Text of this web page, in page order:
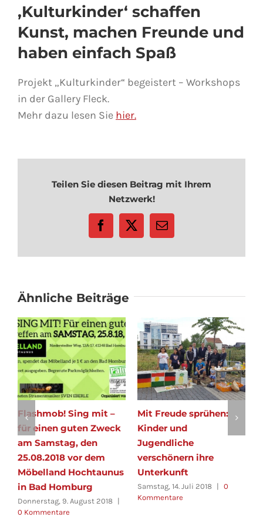
‚Kulturkinder‘ schaffen
Kunst, machen Freunde und
haben einfach Spaß
Projekt „Kulturkinder“ begeistert – Workshops
in der Gallery Fleck.
Mehr dazu lesen Sie hier.
Teilen Sie diesen Beitrag mit Ihrem
Netzwerk!
Facebook
X
E-
Mail
Ähnliche Beiträge
Flashmob! Sing mit –
für einen guten Zweck
am Samstag, den
25.08.2018 vor dem
Möbelland Hochtaunus
in Bad Homburg
Donnerstag, 9. August 2018 |
0 Kommentare
Mit Freude sprühen:
Kinder und
Jugendliche
verschönern ihre
Unterkunft
Samstag, 14. Juli 2018 |
0
Kommentare